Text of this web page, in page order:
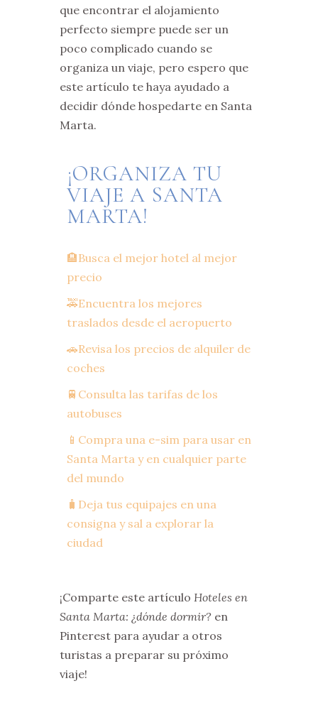
que encontrar el alojamiento
perfecto siempre puede ser un
poco complicado cuando se
organiza un viaje, pero espero que
este artículo te haya ayudado a
decidir dónde hospedarte en Santa
Marta.
¡ORGANIZA TU
VIAJE A SANTA
MARTA!
🏨Busca el mejor hotel al mejor
precio
🚕Encuentra los mejores
traslados desde el aeropuerto
🚗Revisa los precios de alquiler de
coches
🚆Consulta las tarifas de los
autobuses
📱Compra una e-sim para usar en
Santa Marta y en cualquier parte
del mundo
🧳Deja tus equipajes en una
consigna y sal a explorar la
ciudad
¡Comparte este artículo Hoteles en
Santa Marta: ¿dónde dormir? en
Pinterest para ayudar a otros
turistas a preparar su próximo
viaje!